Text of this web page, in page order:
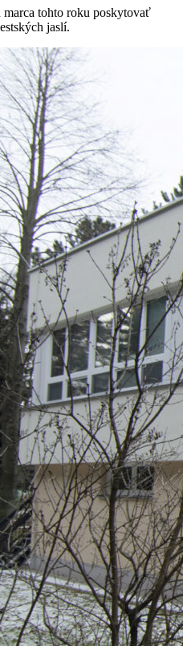
tohto roku poskytovať
jaslí.